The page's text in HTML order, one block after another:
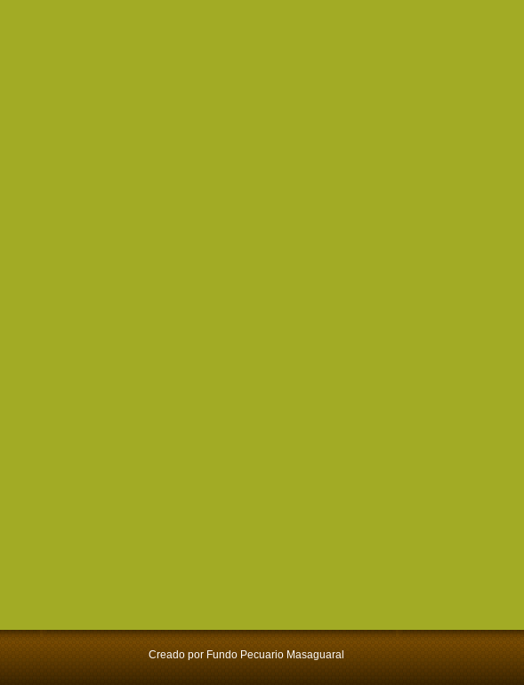
Creado por Fundo Pecuario Masaguaral